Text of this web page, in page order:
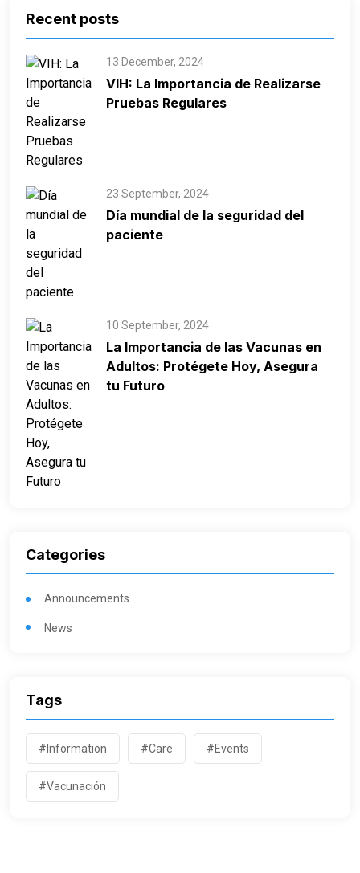
Recent posts
13 December, 2024
VIH: La Importancia de Realizarse
Pruebas Regulares
23 September, 2024
Día mundial de la seguridad del
paciente
10 September, 2024
La Importancia de las Vacunas en
Adultos: Protégete Hoy, Asegura
tu Futuro
Categories
Announcements
News
Tags
#Information #Care #Events
#Vacunación